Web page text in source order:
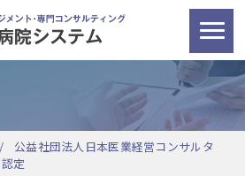
公益社団法人日本医業経営コンサルタ
定